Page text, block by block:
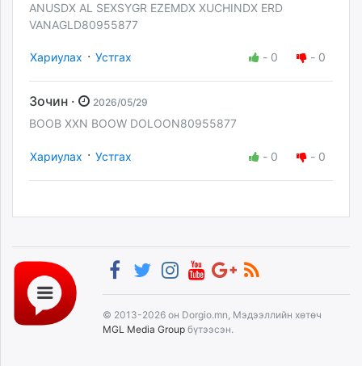
ANUSDX AL SEXSYGR EZEMDX XUCHINDX ERD
VANAGLD80955877
Хариулах · Устгах - 0 - 0
Зочин · 2026/05/29
BOOB XXN BOOW DOLOON80955877
Хариулах · Устгах - 0 - 0
© 2013-2026 он Dorgio.mn, Мэдээллийн хөтөч
MGL Media Group бүтээсэн.